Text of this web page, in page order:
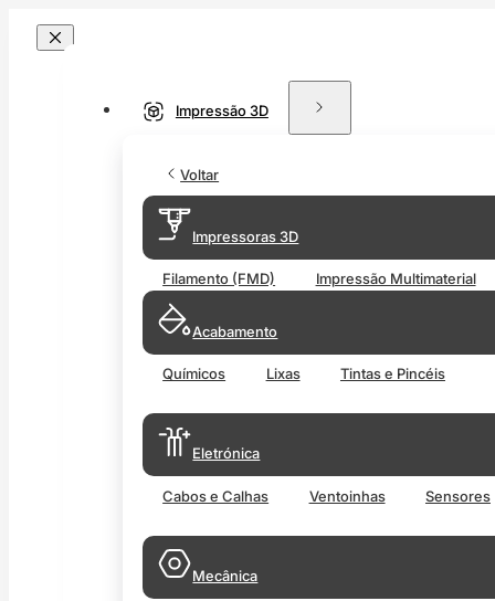
Impressão 3D
Voltar
Impressoras 3D
Filamento (FMD) Impressão Multimaterial
Acabamento
Químicos Lixas Tintas e Pincéis
Eletrónica
Cabos e Calhas Ventoinhas Sensores
Mecânica